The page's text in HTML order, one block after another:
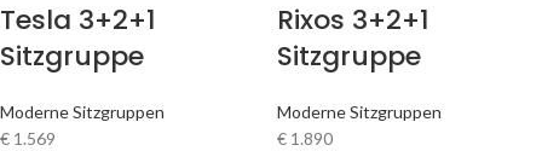
Tesla 3+2+1
Sitzgruppe
Moderne Sitzgruppen
€ 1.569
Rixos 3+2+1
Sitzgruppe
Moderne Sitzgruppen
€ 1.890